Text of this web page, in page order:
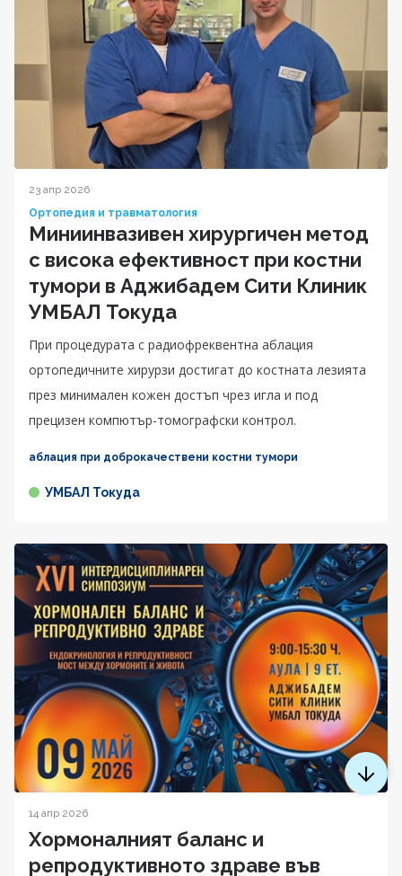
23 апр 2026
Ортопедия и травматология
Миниинвазивен хирургичен метод
с висока ефективност при костни
тумори в Аджибадем Сити Клиник
УМБАЛ Токуда
При процедурата с радиофреквентна аблация
ортопедичните хирурзи достигат до костната лезията
през минимален кожен достъп чрез игла и под
прецизен компютър-томографски контрол.
аблация при доброкачествени костни тумори
УМБАЛ Токуда
14 апр 2026
Хормоналният баланс и
репродуктивното здраве във